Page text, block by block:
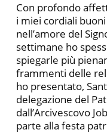
Con profondo
i miei cordiali
nell’amore del
settimane ho
spiegarle più
frammenti delle
ho presentato,
delegazione del
dall’Arcivescovo
parte alla festa